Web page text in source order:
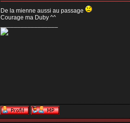
De la mienne aussi au passage
Courage ma Duby ^^
_________________